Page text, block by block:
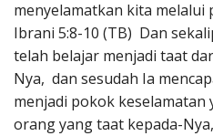
menyelamatkan kita melalui
Ibrani 5:8-10 (TB) Dan
telah belajar menjadi taat
Nya, dan sesudah Ia
menjadi pokok keselamatan
orang yang taat kepada-